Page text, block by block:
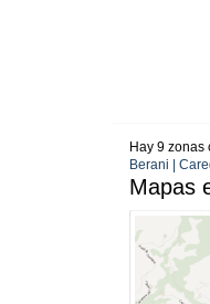
Hay 9 zonas
Berani |
Mapas